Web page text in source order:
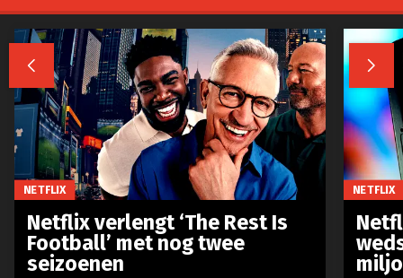
 
NETFLIX
Netflix verlengt ‘The Rest Is
Football’ met nog twee
seizoenen
NETFLIX